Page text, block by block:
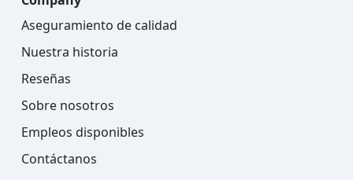
Aseguramiento de calidad
Nuestra historia
Reseñas
Sobre nosotros
Empleos disponibles
Contáctanos